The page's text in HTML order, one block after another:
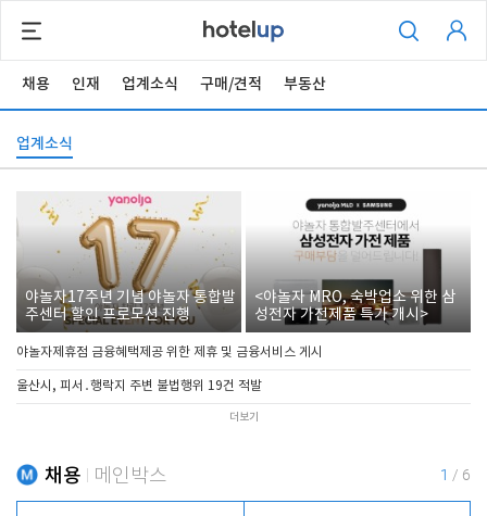
채용 인재 업계소식 구매/견적 부동산
업계소식
야놀자17주년 기념 야놀자 통합발
주센터 할인 프로모션 진행
<야놀자 MRO, 숙박업소 위한 삼
성전자 가전제품 특가 개시>
야놀자제휴점 금융혜택제공 위한 제휴 및 금융서비스 게시
울산시, 피서․행락지 주변 불법행위 19건 적발
더보기
채용 메인박스 1 / 6